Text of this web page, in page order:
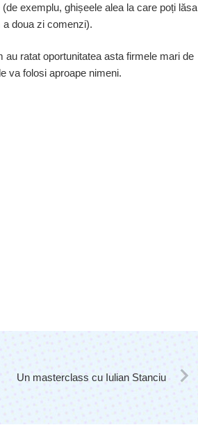
exemplu, ghișeele alea la care poți lăsa
a doua zi comenzi).
ratat oportunitatea asta firmele mari de
va folosi aproape nimeni.
Un masterclass cu Iulian Stanciu